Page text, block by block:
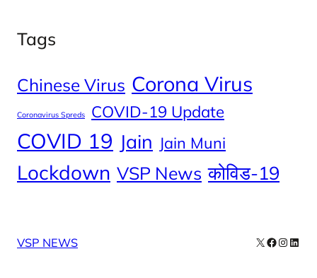
Tags
Chinese Virus Corona Virus
Coronavirus Spreds COVID-19 Update
COVID 19 Jain Jain Muni
Lockdown VSP News कोविड-19
VSP NEWS X Facebook